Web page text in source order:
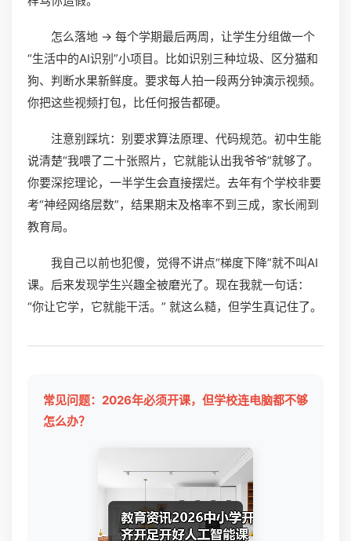
怎么落地 → 每个学期最后两周，让学生分组做一个
“生活中的AI识别”小项目。比如识别三种垃圾、区分猫和
狗、判断水果新鲜度。要求每人拍一段两分钟演示视频。
你把这些视频打包，比任何报告都硬。
注意别踩坑：别要求算法原理、代码规范。初中生能
说清楚“我喂了二十张照片，它就能认出我爷爷”就够了。
你要深挖理论，一半学生会直接摆烂。去年有个学校非要
考“神经网络层数”，结果期末及格率不到三成，家长闹到
教育局。
我自己以前也犯傻，觉得不讲点“梯度下降”就不叫AI
课。后来发现学生兴趣全被磨光了。现在我就一句话：
“你让它学，它就能干活。” 就这么糙，但学生真记住了。
常见问题：2026年必须开课，但学校连电脑都不够
怎么办？